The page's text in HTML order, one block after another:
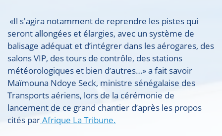
«Il s'agira notamment de reprendre les pistes qui
seront allongées et élargies, avec un système de
balisage adéquat et d’intégrer dans les aérogares, des
salons VIP, des tours de contrôle, des stations
météorologiques et bien d’autres…» a fait savoir
Maïmouna Ndoye Seck, ministre sénégalaise des
Transports aériens, lors de la cérémonie de
lancement de ce grand chantier d’après les propos
cités parAfrique La Tribune.